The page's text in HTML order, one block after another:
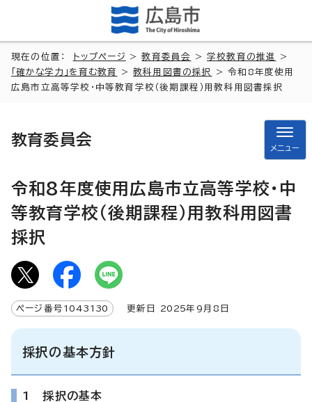
現在の位置： トップページ >教育委員会 >学校教育の推進
>
「確かな学力」を育む教育
>教科用図書の採択
> 令和8年度使用
広島市立高等学校・中等教育学校（後期課程）用教科用図書採択
教育委員会
メニュー
令和8年度使用広島市立高等学校・中
等教育学校（後期課程）用教科用図書
採択
ページ番号 1043130 更新日 2025年9月8日
採択の基本方針
1 採択の基本